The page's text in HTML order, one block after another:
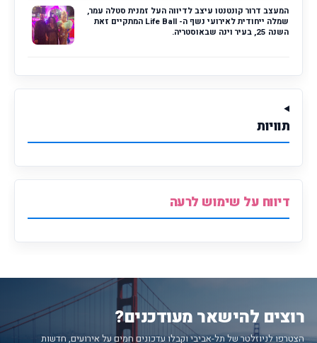
המעצב דרור קונטנטו עיצב לדיווה העל זמנית סטלה עמר,
שמלה ייחודית לאירועי נשף ה- Life Ball המתקיים זאת
השנה 25, בעיר וינה שבאוסטריה.
תוויות
דיווח על שימוש לרעה
רוצים להישאר מעודכנים?
הצטרפו לניוזלטר של תל-אביבי וקבלו עדכונים חמים על אירועים, חדשות